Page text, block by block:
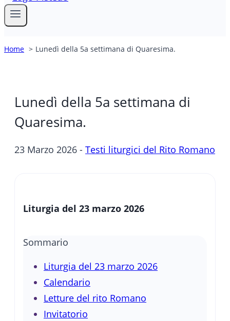
Home Lunedì della 5a settimana di Quaresima.
Lunedì della 5a settimana di
Quaresima.
23 Marzo 2026 - Testi liturgici del Rito Romano
Liturgia del 23 marzo 2026
Sommario
Liturgia del 23 marzo 2026
Calendario
Letture del rito Romano
Invitatorio